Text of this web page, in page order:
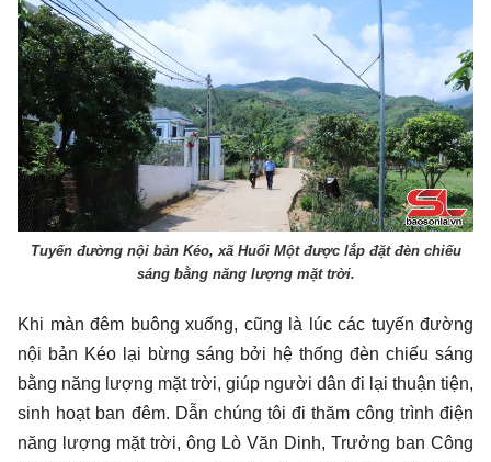
Tuyến đường nội bản Kéo, xã Huổi Một được lắp đặt đèn chiếu
sáng bằng năng lượng mặt trời.
Khi màn đêm buông xuống, cũng là lúc các tuyến đường
nội bản Kéo lại bừng sáng bởi hệ thống đèn chiếu sáng
bằng năng lượng mặt trời, giúp người dân đi lại thuận tiện,
sinh hoạt ban đêm. Dẫn chúng tôi đi thăm công trình điện
năng lượng mặt trời, ông Lò Văn Dinh, Trưởng ban Công